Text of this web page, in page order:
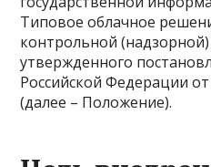
Типовое облачное
контрольной
утвержденного
Российской Федерации от
(далее – Положение).